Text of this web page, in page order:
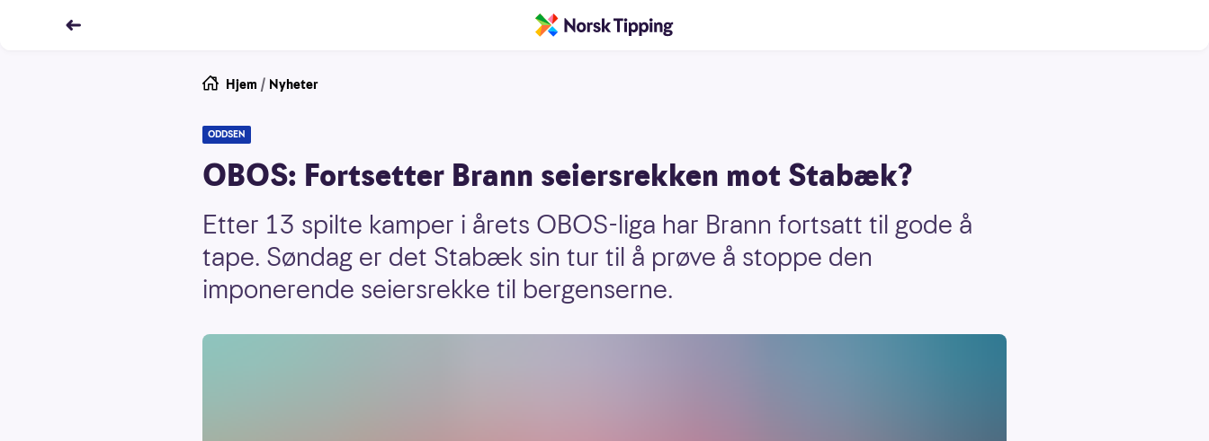
Hjem / Nyheter
ODDSEN
OBOS: Fortsetter Brann seiersrekken mot Stabæk?
Etter 13 spilte kamper i årets OBOS-liga har Brann fortsatt til gode å
tape. Søndag er det Stabæk sin tur til å prøve å stoppe den
imponerende seiersrekke til bergenserne.